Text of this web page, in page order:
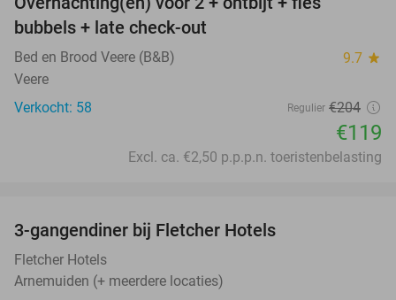
bubbels + late check-out
Bed en Brood Veere (B&B) 9.7 star
Veere
Verkocht: 58
Regulier €204
€119
Excl. ca. €2,50 p.p.p.n. toeristenbelasting
3-gangendiner bij Fletcher Hotels
Fletcher Hotels
Arnemuiden (+ meerdere locaties)